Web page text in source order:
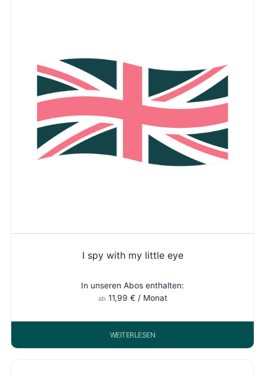
I spy with my little eye
In unseren Abos enthalten:
ab 11,99 € / Monat
WEITERLESEN